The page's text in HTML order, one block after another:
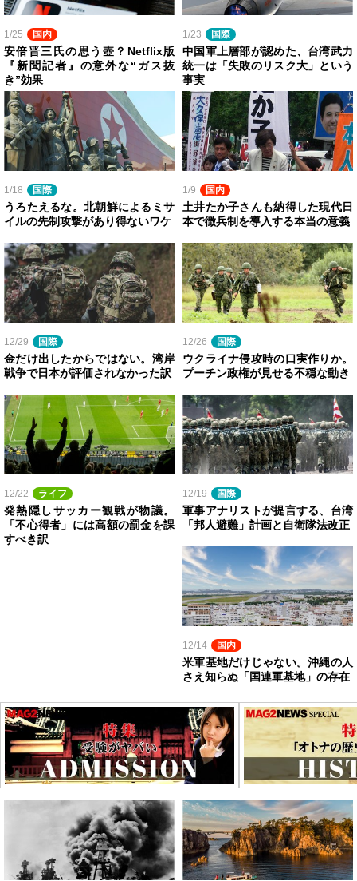
1/25 国内
安倍晋三氏の思う壺？Netflix版
『新聞記者』の意外な“ガス抜
き”効果
1/23 国際
中国軍上層部が認めた、台湾武力
統一は「失敗のリスク大」という
事実
1/18 国際
うろたえるな。北朝鮮によるミサ
イルの先制攻撃があり得ないワケ
1/9 国内
土井たか子さんも納得した現代日
本で徴兵制を導入する本当の意義
12/29 国際
金だけ出したからではない。湾岸
戦争で日本が評価されなかった訳
12/26 国際
ウクライナ侵攻時の口実作りか。
プーチン政権が見せる不穏な動き
12/22 ライフ
発熱隠しサッカー観戦が物議。
「不心得者」には高額の罰金を課
すべき訳
12/19 国際
軍事アナリストが提言する、台湾
「邦人避難」計画と自衛隊法改正
12/14 国内
米軍基地だけじゃない。沖縄の人
さえ知らぬ「国連軍基地」の存在